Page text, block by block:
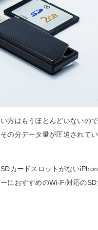
方はもうほとんどいないので
の分データ量が圧迫されてい
カードスロットがない
におすすめのWi-Fi対応のSD